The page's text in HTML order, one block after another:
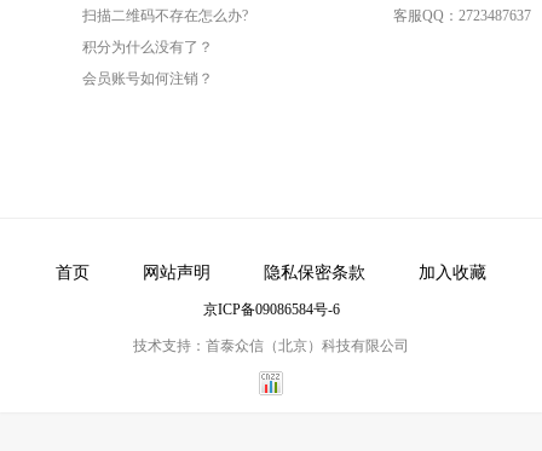
扫描二维码不存在怎么办?
积分为什么没有了？
会员账号如何注销？
客服QQ：2723487637
首页 网站声明 隐私保密条款 加入收藏
京ICP备09086584号-6
技术支持：首泰众信（北京）科技有限公司